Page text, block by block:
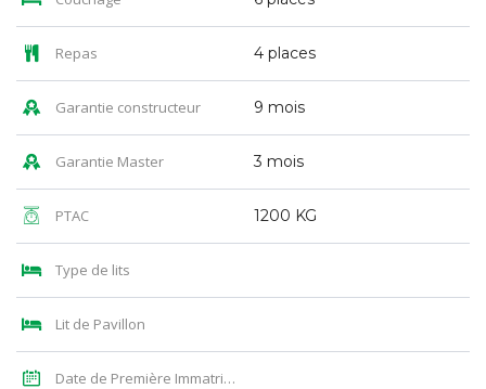
Repas 4 places
Garantie constructeur 9 mois
Garantie Master 3 mois
PTAC 1200 KG
Type de lits
Lit de Pavillon
Date de Première Immatriculation